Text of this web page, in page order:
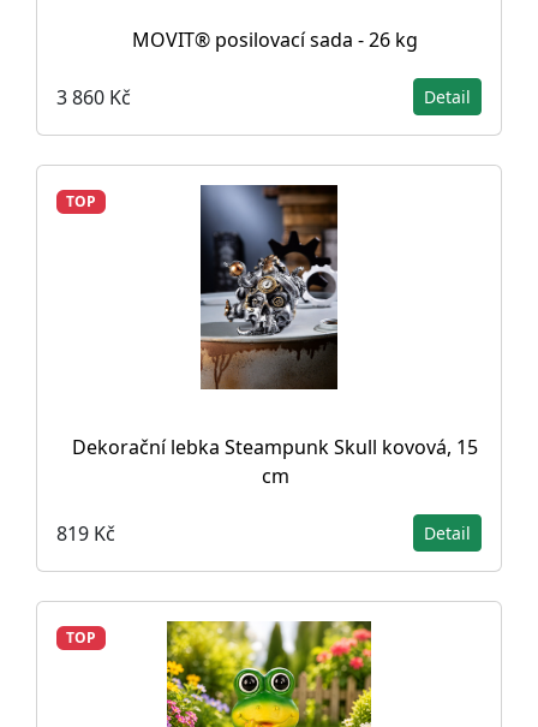
MOVIT® posilovací sada - 26 kg
3 860 Kč Detail
TOP
Dekorační lebka Steampunk Skull kovová, 15
cm
819 Kč Detail
TOP